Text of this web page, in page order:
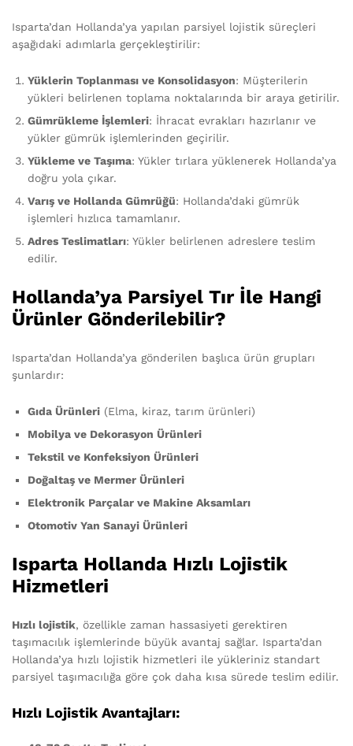
Isparta’dan Hollanda’ya yapılan parsiyel lojistik süreçleri
aşağıdaki adımlarla gerçekleştirilir:
Yüklerin Toplanması ve Konsolidasyon: Müşterilerin
yükleri belirlenen toplama noktalarında bir araya getirilir.
Gümrükleme İşlemleri: İhracat evrakları hazırlanır ve
yükler gümrük işlemlerinden geçirilir.
Yükleme ve Taşıma: Yükler tırlara yüklenerek Hollanda’ya
doğru yola çıkar.
Varış ve Hollanda Gümrüğü: Hollanda’daki gümrük
işlemleri hızlıca tamamlanır.
Adres Teslimatları: Yükler belirlenen adreslere teslim
edilir.
Hollanda’ya Parsiyel Tır İle Hangi
Ürünler Gönderilebilir?
Isparta’dan Hollanda’ya gönderilen başlıca ürün grupları
şunlardır:
Gıda Ürünleri (Elma, kiraz, tarım ürünleri)
Mobilya ve Dekorasyon Ürünleri
Tekstil ve Konfeksiyon Ürünleri
Doğaltaş ve Mermer Ürünleri
Elektronik Parçalar ve Makine Aksamları
Otomotiv Yan Sanayi Ürünleri
Isparta Hollanda Hızlı Lojistik
Hizmetleri
Hızlı lojistik, özellikle zaman hassasiyeti gerektiren
taşımacılık işlemlerinde büyük avantaj sağlar. Isparta’dan
Hollanda’ya hızlı lojistik hizmetleri ile yükleriniz standart
parsiyel taşımacılığa göre çok daha kısa sürede teslim edilir.
Hızlı Lojistik Avantajları: